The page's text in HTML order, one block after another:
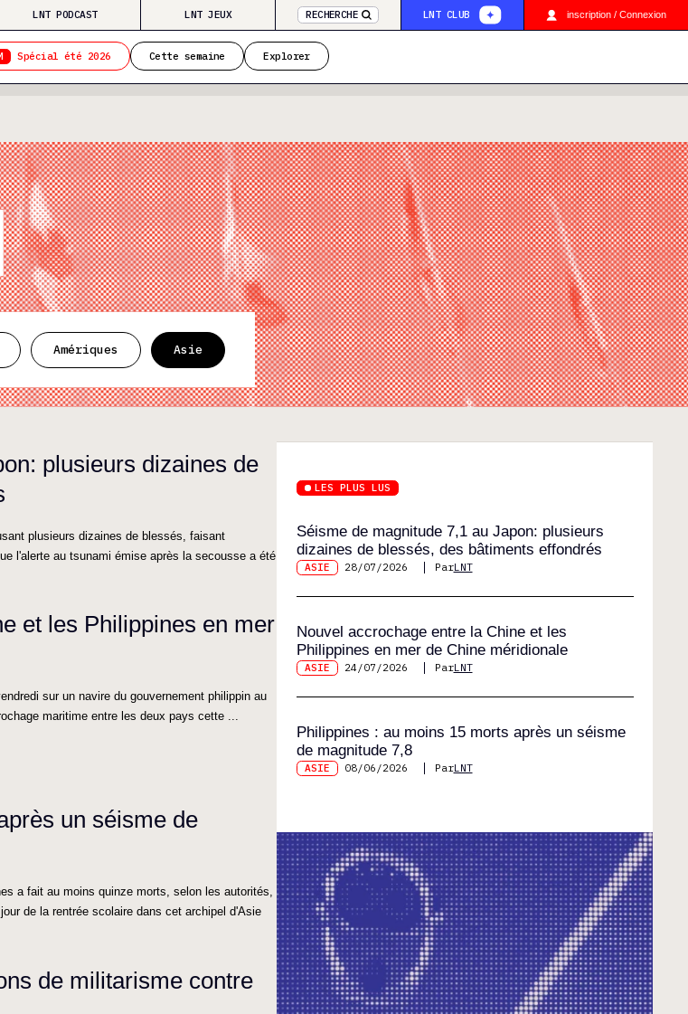
LNT PODCAST LNT JEUX RECHERCHE LNT CLUB inscription / Connexion
Spécial été 2026 Cette semaine Explorer
Amériques Asie
plusieurs dizaines de
plusieurs dizaines de blessés, faisant
l'alerte au tsunami émise après la secousse a été
et les Philippines en mer
sur un navire du gouvernement philippin au
maritime entre les deux pays cette ...
un séisme de
a fait au moins quinze morts, selon les autorités,
de la rentrée scolaire dans cet archipel d'Asie
de militarisme contre
LES PLUS LUS
Séisme de magnitude 7,1 au Japon: plusieurs
dizaines de blessés, des bâtiments effondrés
ASIE 28/07/2026 ParLNT
Nouvel accrochage entre la Chine et les
Philippines en mer de Chine méridionale
ASIE 24/07/2026 ParLNT
Philippines : au moins 15 morts après un séisme
de magnitude 7,8
ASIE 08/06/2026 ParLNT